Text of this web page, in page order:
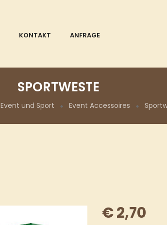
KONTAKT ANFRAGE
SPORTWESTE
Event und Sport Event Accessoires
€2,70